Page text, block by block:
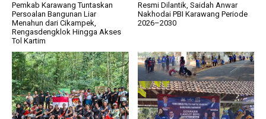
Pemkab Karawang Tuntaskan
Persoalan Bangunan Liar
Menahun dari Cikampek,
Rengasdengklok Hingga Akses
Tol Kartim
Resmi Dilantik, Saidah Anwar
Nakhodai PBI Karawang Periode
2026–2030